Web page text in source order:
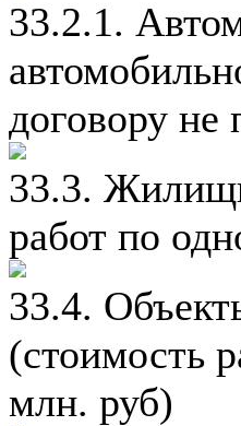
33.2.1.
договору
33.3.
работ по
33.4.
(стоимость
млн. руб)